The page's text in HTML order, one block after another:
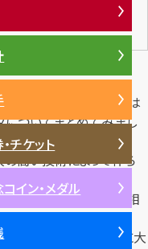
ょうか。そんなプラダは
についてまとめてみまし
の高い技術によって作ら
れ、さらに時代背景も相
任したことでプラダに大
イア
チケット
イン・メダル